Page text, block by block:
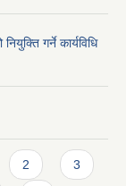
गर्ने कार्यविधि
2 3